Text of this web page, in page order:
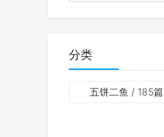
分类
五饼二鱼 / 185篇